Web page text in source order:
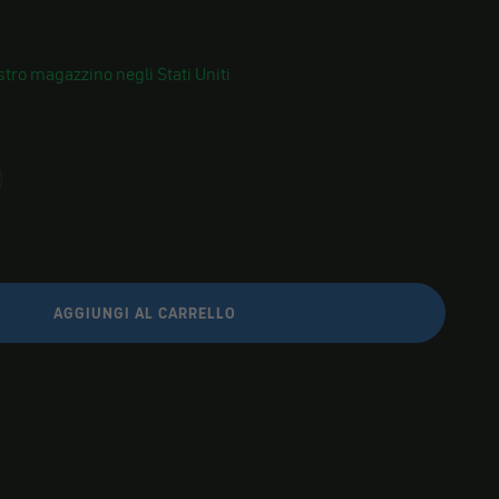
magazzino negli Stati Uniti
AGGIUNGI AL CARRELLO